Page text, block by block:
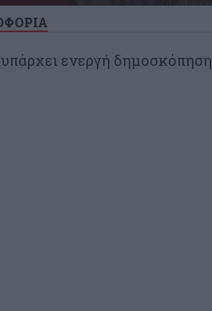
ενεργή δημοσκόπηση